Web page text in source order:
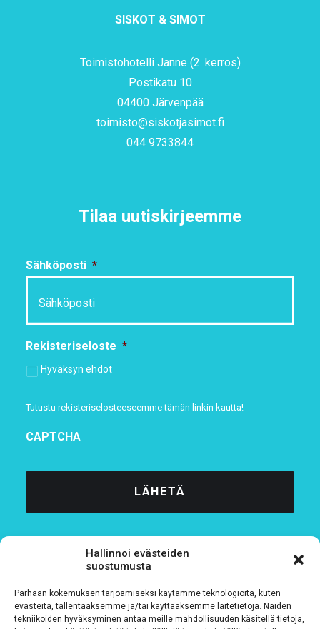
Hallinnoi evästeiden
suostumusta
Parhaan kokemuksen tarjoamiseksi käytämme teknologioita, kuten
evästeitä, tallentaaksemme ja/tai käyttääksemme laitetietoja. Näiden
tekniikoiden hyväksyminen antaa meille mahdollisuuden käsitellä tietoja,
SISKOT & SIMOT
Toimistohotelli Janne (2. kerros)
Postikatu 10
04400 Järvenpää
toimisto@siskotjasimot.fi
044 9733844
Tilaa uutiskirjeemme
Sähköposti *
Rekisteriseloste *
Hyväksyn ehdot
Tutustu rekisteriselosteeseemmetämän linkin kautta!
CAPTCHA
Tietosuojaseloste